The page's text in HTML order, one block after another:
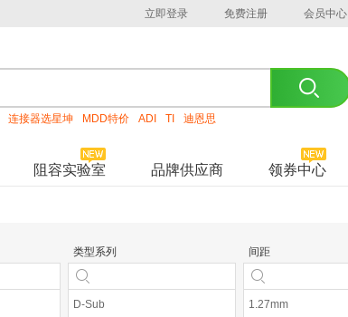
立即登录 免费注册 会员中心
连接器选星坤 MDD特价 ADI TI 迪恩思
阻容实验室 品牌供应商 领券中心
类型系列
D-Sub
间距
1.27mm